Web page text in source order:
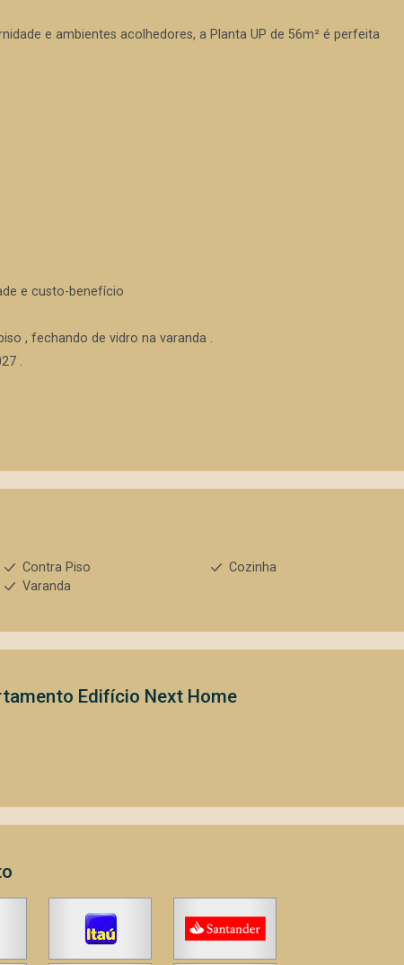
e ambientes acolhedores, a Planta UP de 56m² é perfeita
e custo-benefício
, fechando de vidro na varanda .
.
Contra Piso
Cozinha
Varanda
Edifício Next Home